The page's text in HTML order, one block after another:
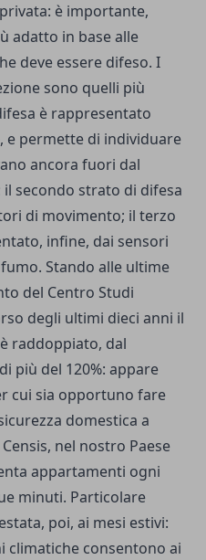
è importante,
adatto in base alle
deve essere difeso. I
sono quelli più
è rappresentato
e permette di individuare
ancora fuori dal
secondo strato di difesa
di movimento; il terzo
infine, dai sensori
Stando alle ultime
del Centro Studi
degli ultimi dieci anni il
raddoppiato, dal
più del 120%: appare
cui sia opportuno fare
domestica a
nel nostro Paese
appartamenti ogni
minuti. Particolare
poi, ai mesi estivi:
climatiche consentono ai